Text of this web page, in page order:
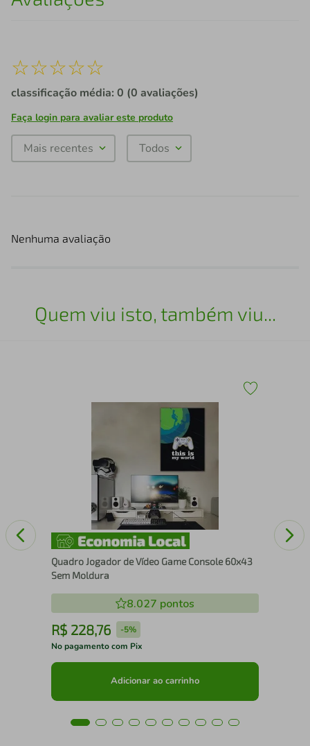
☆☆☆☆☆
classificação média: 0 (0 avaliações)
Faça login para avaliar este produto
Mais recentes Todos
Nenhuma avaliação
Quem viu isto, também viu...
Quadro Jogador de Vídeo Game Console 60x43
Sem Moldura
8.027 pontos
R$ 228,76 -5%
No pagamento com Pix
Adicionar ao carrinho